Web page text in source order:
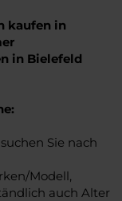
kaufen in
in Bielefeld
Sie nach
Modell,
auch Alter